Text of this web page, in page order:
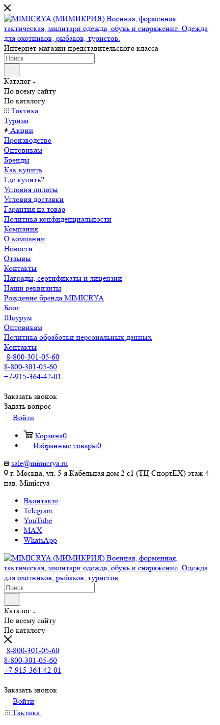
Интернет-магазин представительского класса
Каталог
По всему сайту
По каталогу
Тактика
Туризм
Акции
Производство
Оптовикам
Бренды
Как купить
Где купить?
Условия оплаты
Условия доставки
Гарантия на товар
Политика конфиденциальности
Компания
О компании
Новости
Отзывы
Контакты
Награды, сертификаты и лицензии
Наши реквизиты
Рождение бренда MIMICRYA
Блог
Шоурум
Оптовикам
Политика обработки персональных данных
Контакты
8-800-301-05-60
8-800-301-05-60
+7-915-364-42-01
Заказать звонок
Задать вопрос
Войти
Корзина0
Избранные товары0
sale@mimicrya.ru
г. Москва, ул. 5-я Кабельная дом 2 с1 (ТЦ СпортEX) этаж 4
пав. Mimicrya
Вконтакте
Telegram
YouTube
MAX
WhatsApp
Каталог
По всему сайту
По каталогу
8-800-301-05-60
8-800-301-05-60
+7-915-364-42-01
Заказать звонок
Войти
Тактика